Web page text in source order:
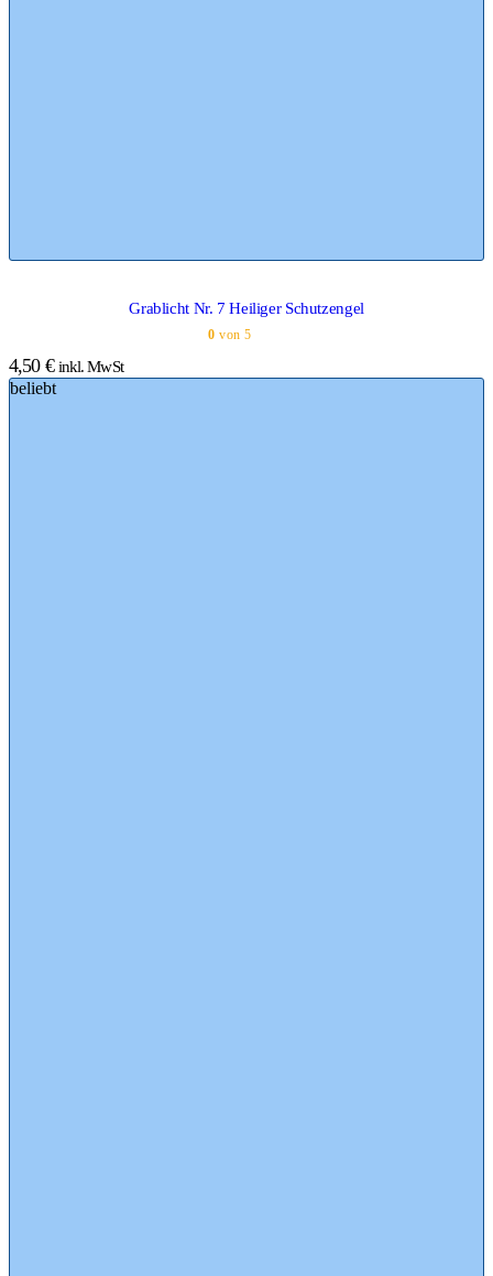
Grablicht Nr. 7 Heiliger Schutzengel
0 von 5
4,50 € inkl. MwSt
beliebt